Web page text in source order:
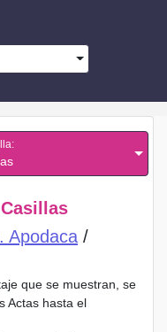
Apodaca /
que se muestran, se
Actas hasta el